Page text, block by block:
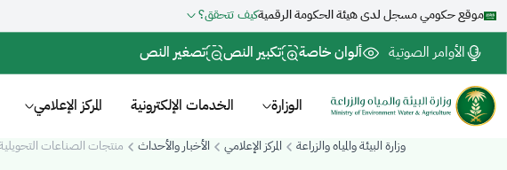
موقع حكومي مسجل لدى هيئة الحكومة الرقميةكيف تتحقق؟
الأوامر الصوتية ألوان خاصة تكبير النص تصغير النص
الوزارة الخدمات الإلكترونية المركز الإعلامي
وزارة البيئة والمياه والزراعة المركز الإعلامي الأخبار والأحداث منتجات الصناعات